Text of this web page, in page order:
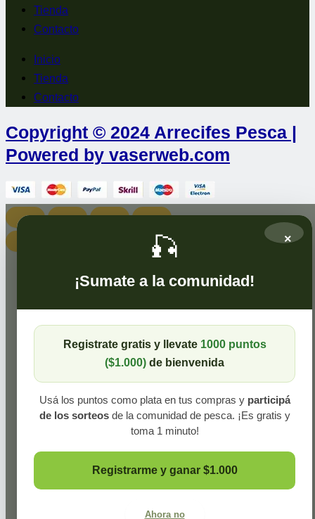
Tienda
Contacto
Inicio
Tienda
Contacto
Copyright © 2024 Arrecifes Pesca |
Powered by vaserweb.com
×
🎣
¡Sumate a la comunidad!
Registrate gratis y llevate 1000 puntos
($1.000) de bienvenida
Usá los puntos como plata en tus compras y participá
de los sorteosde la comunidad de pesca. ¡Es gratis y
toma 1 minuto!
Registrarme y ganar $1.000
Ahora no